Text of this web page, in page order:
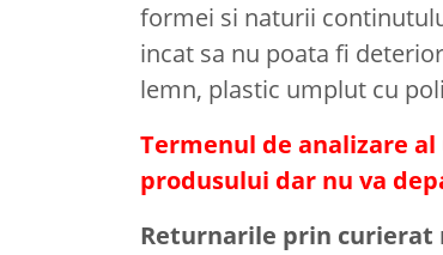
formei si naturii
incat sa nu poata fi
lemn, plastic umplut cu
Termenul de analizare
produsului dar nu va
Returnarile prin curierat